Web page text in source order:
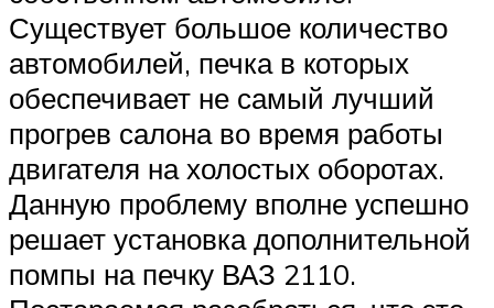
Существует большое количество
автомобилей, печка в которых
обеспечивает не самый лучший
прогрев салона во время работы
двигателя на холостых оборотах.
Данную проблему вполне успешно
решает установка дополнительной
помпы на печку ВАЗ 2110.